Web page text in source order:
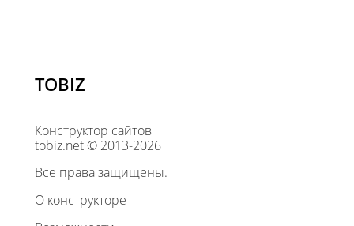
TOBIZ
Конструктор сайтов
tobiz.net © 2013-2026
Все права защищены.
О конструкторе